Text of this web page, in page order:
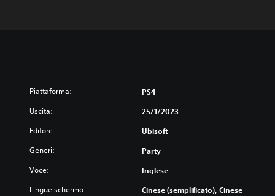
Piattaforma: PS4
Uscita: 25/1/2023
Editore: Ubisoft
Generi: Party
Voce: Inglese
Lingue schermo:
Cinese (semplificato), Cinese